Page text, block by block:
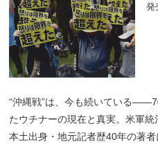
発
“沖縄戦”は、今も続いている
たウチナーの現在と真実。米軍
本土出身・地元記者歴40年の著者